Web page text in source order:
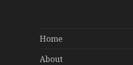
Home
About